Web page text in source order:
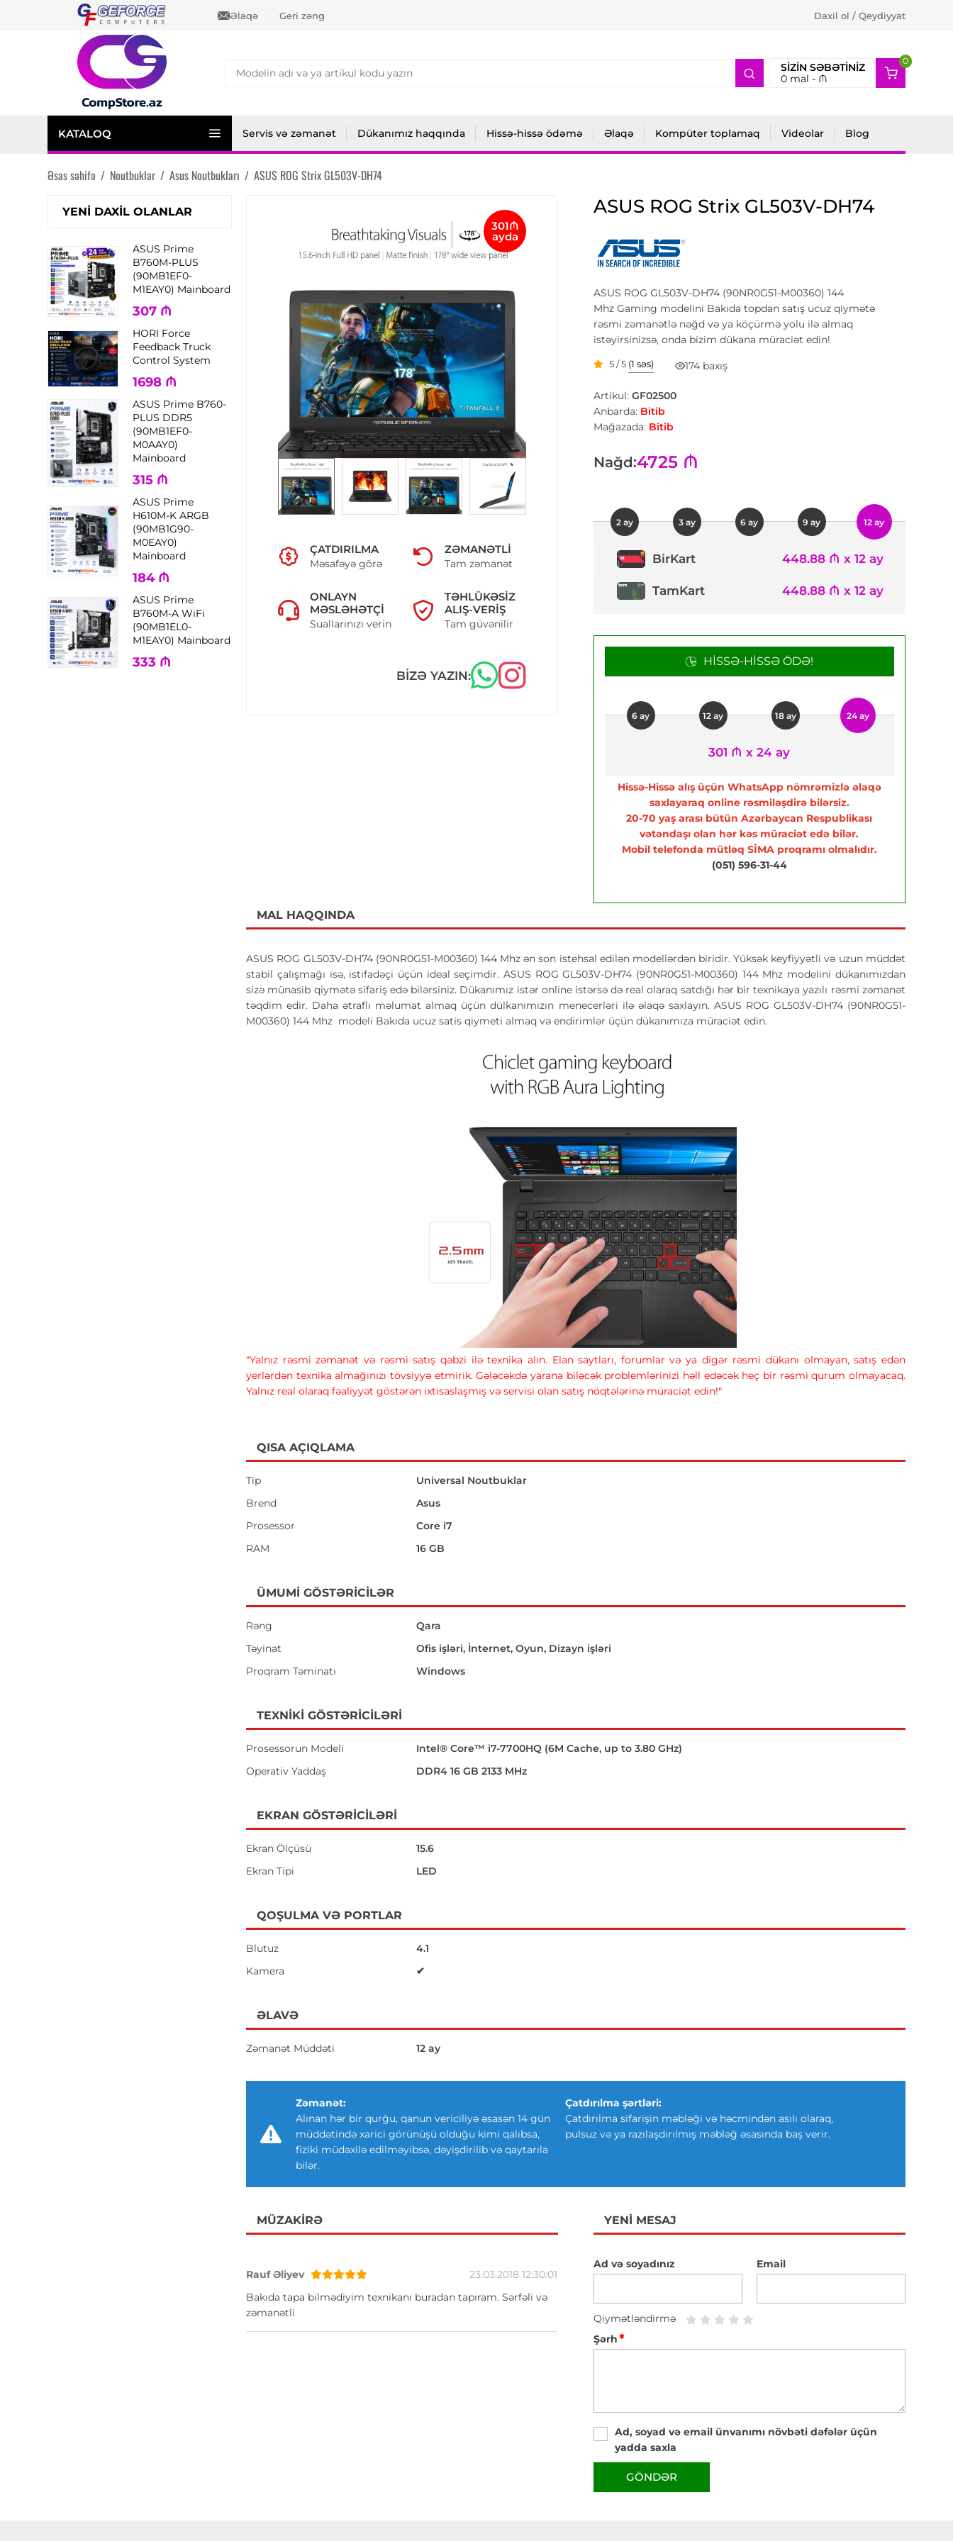
Əlaqə Geri zəng Daxil ol / Qeydiyyat
SIZIN SƏBƏTINIZ
0mal - ₼
0
2
KATALOQ Servis və zəmanət Dükanımız haqqında Hissə-hissə ödəmə Əlaqə Kompüter toplamaq Videolar Blog
Əsas səhifə / Noutbuklar / Asus Noutbukları / ASUS ROG Strix GL503V-DH74
YENI DAXIL OLANLAR
ASUS Prime
B760M-PLUS
(90MB1EF0-
M1EAY0) Mainboard
307 ₼
HORI Force
Feedback Truck
Control System
1698 ₼
ASUS Prime B760-
PLUS DDR5
(90MB1EF0-
M0AAY0)
Mainboard
315 ₼
ASUS Prime
H610M-K ARGB
(90MB1G90-
M0EAY0)
Mainboard
184 ₼
ASUS Prime
B760M-A WiFi
(90MB1EL0-
M1EAY0) Mainboard
333 ₼
301₼
ayda
ÇATDIRILMA
Məsafəyə görə
ZƏMANƏTLI
Tam zəmanət
ONLAYN
MƏSLƏHƏTÇI
Suallarınızı verin
TƏHLÜKƏSIZ
ALIŞ-VERIŞ
Tam güvənilir
BIZƏ YAZIN:
ASUS ROG Strix GL503V-DH74
ASUS ROG GL503V-DH74 (90NR0G51-M00360) 144
Mhz Gaming modelini Bakıda topdan satış ucuz qiymətə
rəsmi zəmanətlə nəğd və ya köçürmə yolu ilə almaq
istəyirsinizsə, onda bizim dükana müraciət edin!
5 / 5 (1 səs) 174 baxış
Artikul: GF02500
Anbarda: Bitib
Mağazada: Bitib
Nağd:4725 ₼
2 ay 3 ay 6 ay 9 ay 12 ay
BirKart 448.88 ₼ x 12 ay
TamKart 448.88 ₼ x 12 ay
HISSƏ-HISSƏ ÖDƏ!
6 ay 12 ay 18 ay 24 ay
301 ₼ x 24 ay
Hissə-Hissə alış üçün WhatsApp nömrəmizlə əlaqə
saxlayaraq online rəsmiləşdirə bilərsiz.
20-70 yaş arası bütün Azərbaycan Respublikası
vətəndaşı olan hər kəs müraciət edə bilər.
Mobil telefonda mütləq SİMA proqramı olmalıdır.
(051) 596-31-44
MAL HAQQINDA
ASUS ROG GL503V-DH74 (90NR0G51-M00360) 144 Mhz ən son istehsal edilən modellərdən biridir. Yüksək keyfiyyətli və uzun müddət
stabil çalışmağı isə, istifadəçi üçün ideal seçimdir. ASUS ROG GL503V-DH74 (90NR0G51-M00360) 144 Mhz modelini dükanımızdan
sizə münasib qiymətə sifariş edə bilərsiniz. Dükanımız istər online istərsə də real olaraq satdığı hər bir texnikaya yazılı rəsmi zəmanət
təqdim edir. Daha ətraflı məlumat almaq üçün dülkanımızın menecerləri ilə əlaqə saxlayın. ASUS ROG GL503V-DH74 (90NR0G51-
M00360) 144 Mhz modeli Bakıda ucuz satis qiymeti almaq və endirimlər üçün dükanımıza müraciət edin.
"Yalnız rəsmi zəmanət və rəsmi satış qəbzi ilə texnika alın. Elan saytları, forumlar və ya digər rəsmi dükanı olmayan, satış edən
yerlərdən texnika almağınızı tövsiyyə etmirik. Gələcəkdə yarana biləcək problemlərinizi həll edəcək heç bir rəsmi qurum olmayacaq.
Yalnız real olaraq fəaliyyət göstərən ixtisaslaşmış və servisi olan satış nöqtələrinə müraciət edin!"
QISA AÇIQLAMA
Tip
Universal Noutbuklar
Brend
Asus
Prosessor
Core i7
RAM
16 GB
ÜMUMI GÖSTƏRICILƏR
Rəng
Qara
Təyinat
Ofis işləri, İnternet, Oyun, Dizayn işləri
Proqram Təminatı
Windows
TEXNIKI GÖSTƏRICILƏRI
Prosessorun Modeli
Intel® Core™ i7-7700HQ (6M Cache, up to 3.80 GHz)
Operativ Yaddaş
DDR4 16 GB 2133 MHz
EKRAN GÖSTƏRICILƏRI
Ekran Ölçüsü
15.6
Ekran Tipi
LED
QOŞULMA VƏ PORTLAR
Blutuz
4.1
Kamera
✔
ƏLAVƏ
Zəmanət Müddəti 12 ay
Zəmanət:
Alınan hər bir qurğu, qanun vericiliyə əsasən 14 gün
müddətində xarici görünüşü olduğu kimi qalıbsa,
fiziki müdaxilə edilməyibsə, dəyişdirilib və qaytarıla
bilər.
Çatdırılma şərtləri:
Çatdırılma sifarişin məbləği və həcmindən asılı olaraq,
pulsuz və ya razılaşdırılmış məbləğ əsasında baş verir.
MÜZAKIRƏ
Rauf Əliyev
23.03.2018 12:30:01
Bakıda tapa bilmədiyim texnikanı buradan tapıram. Sərfəli və
zəmanətli
YENI MESAJ
Ad və soyadınız Email
Qiymətləndirmə
Şərh*
Ad, soyad və email ünvanımı növbəti dəfələr üçün
yadda saxla
GÖNDƏR